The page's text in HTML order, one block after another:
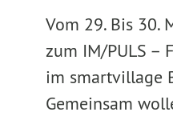
Vom 29. Bis 30.
zum IM/PULS –
im smartvillage
Gemeinsam